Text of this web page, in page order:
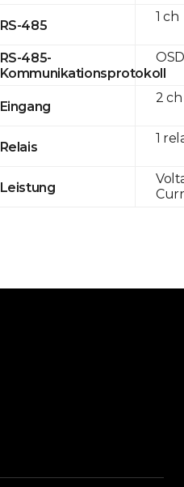
RS-485
RS-485-
Kommunikationsprotokoll
Eingang
Relais
Leistung
1 ch
2 ch
1